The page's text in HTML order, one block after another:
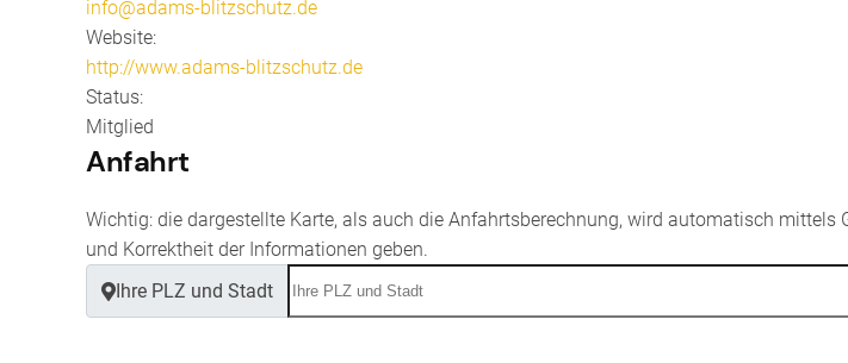
info@adams-blitzschutz.de
Website:
http://www.adams-blitzschutz.de
Status:
Mitglied
Anfahrt
Wichtig: die dargestellte Karte, als auch die Anfahrtsberechnung, wird automatisch
und Korrektheit der Informationen geben.
Ihre PLZ und Stadt